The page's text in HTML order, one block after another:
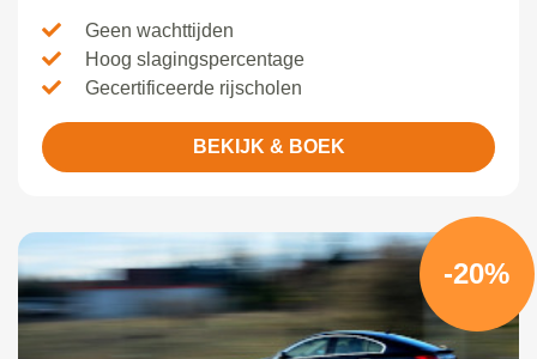
Geen wachttijden
Hoog slagingspercentage
Gecertificeerde rijscholen
BEKIJK & BOEK
-20%